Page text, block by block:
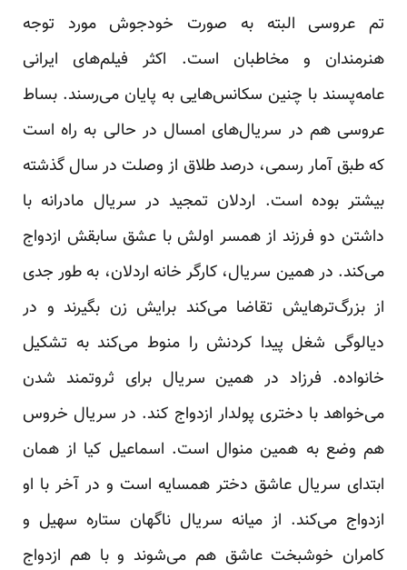
تم عروسی البته به صورت خودجوش مورد توجه
هنرمندان و مخاطبان است. اکثر فیلم‌های ایرانی
عامه‌پسند با چنین سکانس‌هایی به پایان می‌رسند. بساط
عروسی هم در سریال‌های امسال در حالی به راه است
که طبق آمار رسمی، درصد طلاق از وصلت در سال گذشته
بیشتر بوده است. اردلان تمجید در سریال مادرانه با
داشتن دو فرزند از همسر اولش با عشق سابقش ازدواج
می‌کند. در همین سریال، کارگر خانه اردلان، به طور جدی
از بزرگ‌ترهایش تقاضا می‌کند برایش زن بگیرند و در
دیالوگی شغل پیدا کردنش را منوط می‌کند به تشکیل
خانواده. فرزاد در همین سریال برای ثروتمند شدن
می‌خواهد با دختری پولدار ازدواج کند. در سریال خروس
هم وضع به همین منوال است. اسماعیل کیا از همان
ابتدای سریال عاشق دختر همسایه است و در آخر با او
ازدواج می‌کند. از میانه سریال ناگهان ستاره سهیل و
کامران خوشبخت عاشق هم می‌شوند و با هم ازدواج